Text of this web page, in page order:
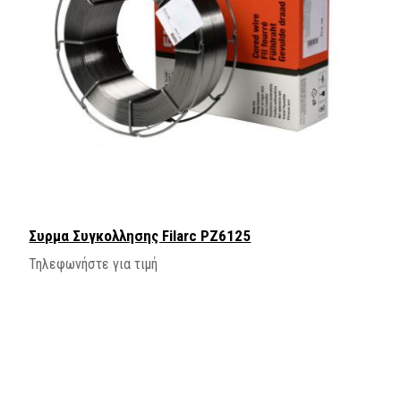
Συρμα Συγκολλησης Filarc PZ6125
Τηλεφωνήστε για τιμή